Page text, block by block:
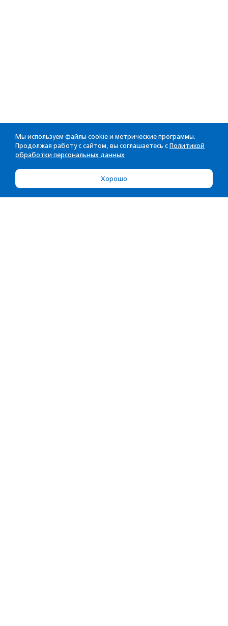
Мы используем файлы cookie и метрические программы.
Продолжая работу с сайтом, вы соглашаетесь с Политикой
обработки персональных данных
Хорошо